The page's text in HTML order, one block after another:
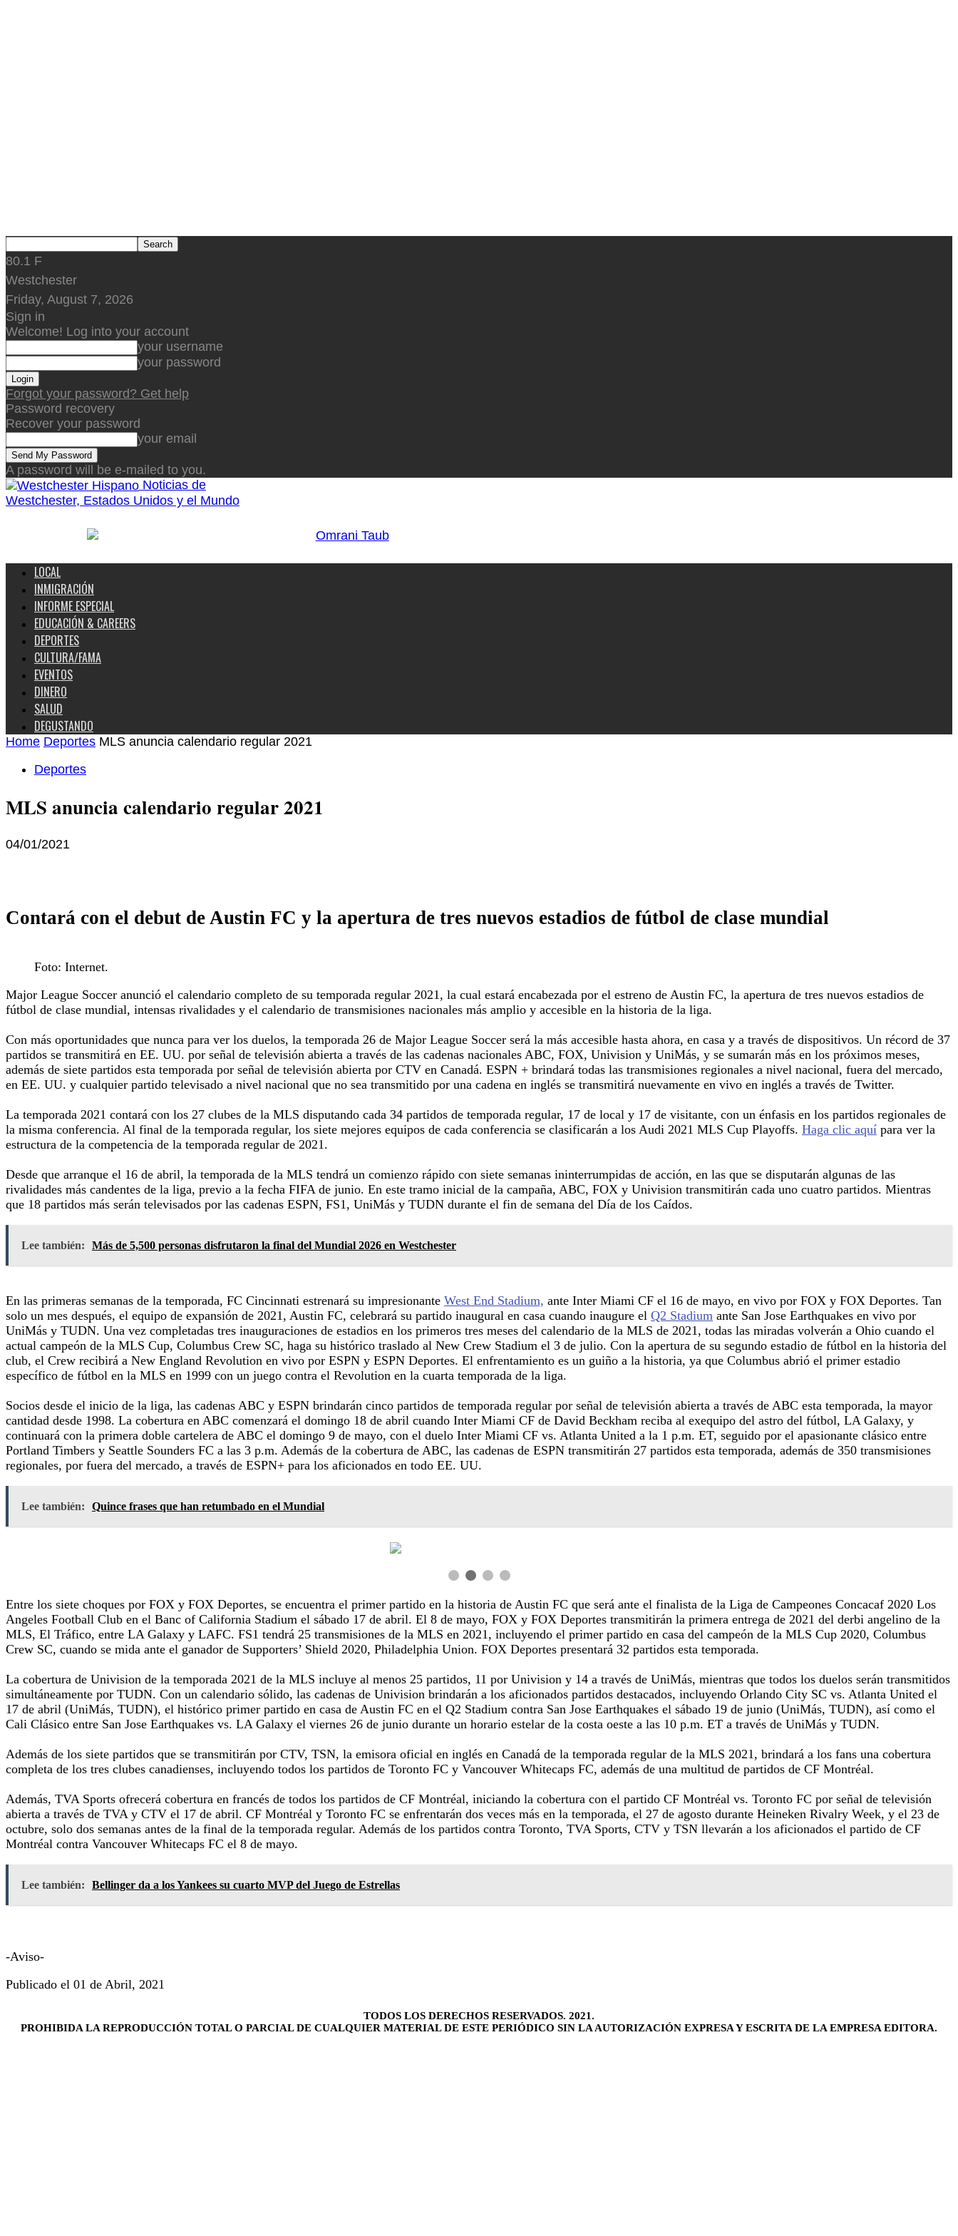
80.1 F
Westchester
Friday, August 7, 2026
Sign in
Welcome! Log into your account
your username
your password
Forgot your password? Get help
Password recovery
Recover your password
your email
A password will be e-mailed to you.
Noticias de
Westchester, Estados Unidos y el Mundo
LOCAL
INMIGRACIÓN
INFORME ESPECIAL
EDUCACIÓN & CAREERS
DEPORTES
CULTURA/FAMA
EVENTOS
DINERO
SALUD
DEGUSTANDO
Home Deportes MLS anuncia calendario regular 2021
Deportes
MLS anuncia calendario regular 2021
04/01/2021
Contará con el debut de Austin FC y la apertura de tres nuevos estadios de fútbol de clase mundial
Foto: Internet.
Major League Soccer anunció el calendario completo de su temporada regular 2021, la cual estará encabezada por el estreno de Austin FC, la apertura de tres nuevos estadios de
fútbol de clase mundial, ​​intensas rivalidades y el calendario de transmisiones nacionales más amplio y accesible en la historia de la liga.
Con más oportunidades que nunca para ver los duelos, la temporada 26 de Major League Soccer será la más accesible hasta ahora, en casa y a través de dispositivos. Un récord de 37
partidos se transmitirá en EE. UU. por señal de televisión abierta a través de las cadenas nacionales ABC, FOX, Univision y UniMás, y se sumarán más en los próximos meses,
además de siete partidos esta temporada por señal de televisión abierta por CTV en Canadá. ESPN + brindará todas las transmisiones regionales a nivel nacional, fuera del mercado,
en EE. UU. y cualquier partido televisado a nivel nacional que no sea transmitido por una cadena en inglés se transmitirá nuevamente en vivo en inglés a través de Twitter.
La temporada 2021 contará con los 27 clubes de la MLS disputando cada 34 partidos de temporada regular, 17 de local y 17 de visitante, con un énfasis en los partidos regionales de
la misma conferencia. Al final de la temporada regular, los siete mejores equipos de cada conferencia se clasificarán a los Audi 2021 MLS Cup Playoffs. Haga clic aquí para ver la
estructura de la competencia de la temporada regular de 2021.
Desde que arranque el 16 de abril, la temporada de la MLS tendrá un comienzo rápido con siete semanas ininterrumpidas de acción, en las que se disputarán algunas de las
rivalidades más candentes de la liga, previo a la fecha FIFA de junio. En este tramo inicial de la campaña, ABC, FOX y Univision transmitirán cada uno cuatro partidos. Mientras
que 18 partidos más serán televisados por las cadenas ESPN, FS1, UniMás y TUDN durante el fin de semana del Día de los Caídos.
Lee también: Más de 5,500 personas disfrutaron la final del Mundial 2026 en Westchester
En las primeras semanas de la temporada, FC Cincinnati estrenará su impresionante West End Stadium, ante Inter Miami CF el 16 de mayo, en vivo por FOX y FOX Deportes. Tan
solo un mes después, el equipo de expansión de 2021, Austin FC, celebrará su partido inaugural en casa cuando inaugure el Q2 Stadium ante San Jose Earthquakes en vivo por
UniMás y TUDN. Una vez completadas tres inauguraciones de estadios en los primeros tres meses del calendario de la MLS de 2021, todas las miradas volverán a Ohio cuando el
actual campeón de la MLS Cup, Columbus Crew SC, haga su histórico traslado al New Crew Stadium el 3 de julio. Con la apertura de su segundo estadio de fútbol en la historia del
club, el Crew recibirá a New England Revolution en vivo por ESPN y ESPN Deportes. El enfrentamiento es un guiño a la historia, ya que Columbus abrió el primer estadio
específico de fútbol en la MLS en 1999 con un juego contra el Revolution en la cuarta temporada de la liga.
Socios desde el inicio de la liga, las cadenas ABC y ESPN brindarán cinco partidos de temporada regular por señal de televisión abierta a través de ABC esta temporada, la mayor
cantidad desde 1998. La cobertura en ABC comenzará el domingo 18 de abril cuando Inter Miami CF de David Beckham reciba al exequipo del astro del fútbol, LA Galaxy, y
continuará con la primera doble cartelera de ABC el domingo 9 de mayo, con el duelo Inter Miami CF vs. Atlanta United a la 1 p.m. ET, seguido por el apasionante clásico entre
Portland Timbers y Seattle Sounders FC a las 3 p.m. Además de la cobertura de ABC, las cadenas de ESPN transmitirán 27 partidos esta temporada, además de 350 transmisiones
regionales, por fuera del mercado, a través de ESPN+ para los aficionados en todo EE. UU.
Lee también: Quince frases que han retumbado en el Mundial
Entre los siete choques por FOX y FOX Deportes, se encuentra el primer partido en la historia de Austin FC que será ante el finalista de la Liga de Campeones Concacaf 2020 Los
Angeles Football Club en el Banc of California Stadium el sábado 17 de abril. El 8 de mayo, FOX y FOX Deportes transmitirán la primera entrega de 2021 del derbi angelino de la
MLS, El Tráfico, entre LA Galaxy y LAFC. FS1 tendrá 25 transmisiones de la MLS en 2021, incluyendo el primer partido en casa del campeón de la MLS Cup 2020, Columbus
Crew SC, cuando se mida ante el ganador de Supporters’ Shield 2020, Philadelphia Union. FOX Deportes presentará 32 partidos esta temporada.
La cobertura de Univision de la temporada 2021 de la MLS incluye al menos 25 partidos, 11 por Univision y 14 a través de UniMás, mientras que todos los duelos serán transmitidos
simultáneamente por TUDN. Con un calendario sólido, las cadenas de Univision brindarán a los aficionados partidos destacados, incluyendo Orlando City SC vs. Atlanta United el
17 de abril (UniMás, TUDN), el histórico primer partido en casa de Austin FC en el Q2 Stadium contra San Jose Earthquakes el sábado 19 de junio (UniMás, TUDN), así como el
Cali Clásico entre San Jose Earthquakes vs. LA Galaxy el viernes 26 de junio durante un horario estelar de la costa oeste a las 10 p.m. ET a través de UniMás y TUDN.
Además de los siete partidos que se transmitirán por CTV, TSN, la emisora ​​oficial en inglés en Canadá de la temporada regular de la MLS 2021, brindará a los fans una cobertura
completa de los tres clubes canadienses, incluyendo todos los partidos de Toronto FC y Vancouver Whitecaps FC, además de una multitud de partidos de CF Montréal.
Además, TVA Sports ofrecerá cobertura en francés de todos los partidos de CF Montréal, iniciando la cobertura con el partido CF Montréal vs. Toronto FC por señal de televisión
abierta a través de TVA y CTV el 17 de abril. CF Montréal y Toronto FC se enfrentarán dos veces más en la temporada, el 27 de agosto durante Heineken Rivalry Week, y el 23 de
octubre, solo dos semanas antes de la final de la temporada regular. Además de los partidos contra Toronto, TVA Sports, CTV y TSN llevarán a los aficionados el partido de CF
Montréal contra Vancouver Whitecaps FC el 8 de mayo.
Lee también: Bellinger da a los Yankees su cuarto MVP del Juego de Estrellas
-Aviso-
Publicado el 01 de Abril, 2021
TODOS LOS DERECHOS RESERVADOS. 2021.
PROHIBIDA LA REPRODUCCIÓN TOTAL O PARCIAL DE CUALQUIER MATERIAL DE ESTE PERIÓDICO SIN LA AUTORIZACIÓN EXPRESA Y ESCRITA DE LA EMPRESA EDITORA.